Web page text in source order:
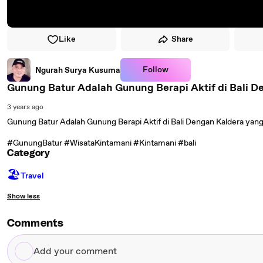
Like Share
Ngurah Surya Kusuma Follow
Gunung Batur Adalah Gunung Berapi Aktif di Bali
3 years ago
Gunung Batur Adalah Gunung Berapi Aktif di Bali Dengan Kaldera
#GunungBatur #WisataKintamani #Kintamani #bali
Category
🏖Travel
Show less
Comments
Add